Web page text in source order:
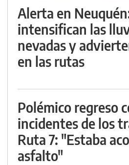
Alerta en
intensifican las
nevadas y
en las rutas
Polémico regreso
incidentes de los
Ruta 7: "Estaba
asfalto"